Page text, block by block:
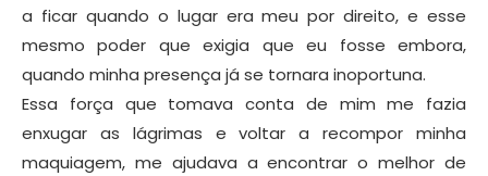
a ficar quando o lugar era meu por direito, e esse
mesmo poder que exigia que eu fosse embora,
quando minha presença já se tornara inoportuna.
Essa força que tomava conta de mim me fazia
enxugar as lágrimas e voltar a recompor minha
maquiagem, me ajudava a encontrar o melhor de